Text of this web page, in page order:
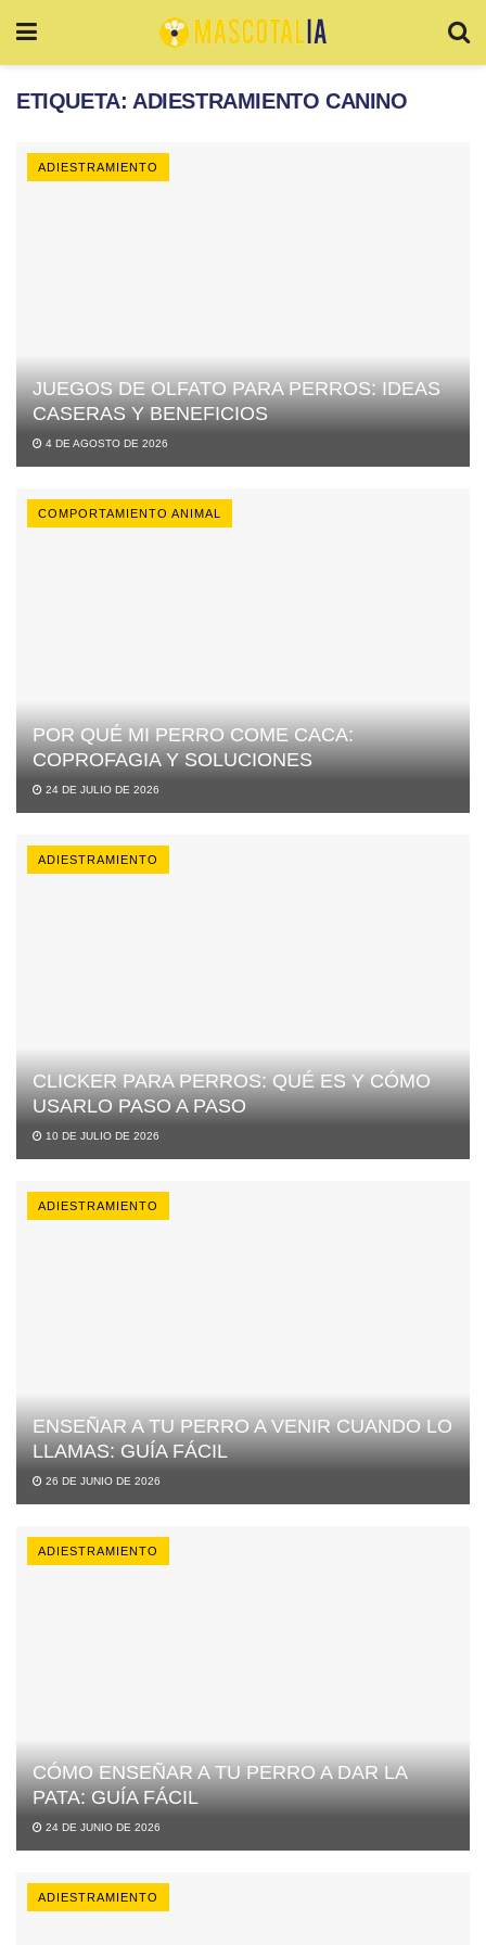
ETIQUETA: ADIESTRAMIENTO CANINO
ADIESTRAMIENTO
JUEGOS DE OLFATO PARA PERROS: IDEAS
CASERAS Y BENEFICIOS
4 DE AGOSTO DE 2026
COMPORTAMIENTO ANIMAL
POR QUÉ MI PERRO COME CACA:
COPROFAGIA Y SOLUCIONES
24 DE JULIO DE 2026
ADIESTRAMIENTO
CLICKER PARA PERROS: QUÉ ES Y CÓMO
USARLO PASO A PASO
10 DE JULIO DE 2026
ADIESTRAMIENTO
ENSEÑAR A TU PERRO A VENIR CUANDO LO
LLAMAS: GUÍA FÁCIL
26 DE JUNIO DE 2026
ADIESTRAMIENTO
CÓMO ENSEÑAR A TU PERRO A DAR LA
PATA: GUÍA FÁCIL
24 DE JUNIO DE 2026
ADIESTRAMIENTO